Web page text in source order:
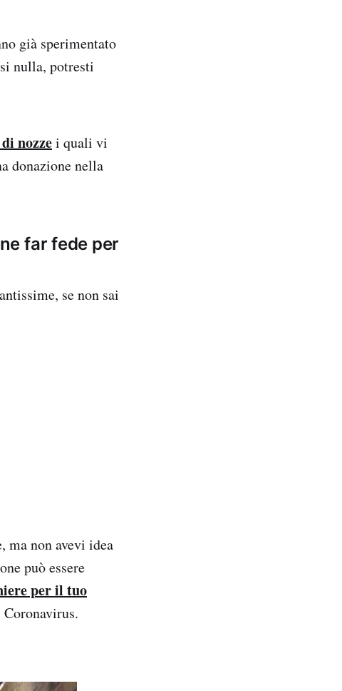
già sperimentato
nulla, potresti
nozzei quali vi
donazione nella
far fede per
se non sai
ma non avevi idea
può essere
per il tuo